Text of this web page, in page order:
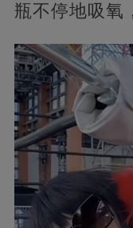
瓶不停地吸氧